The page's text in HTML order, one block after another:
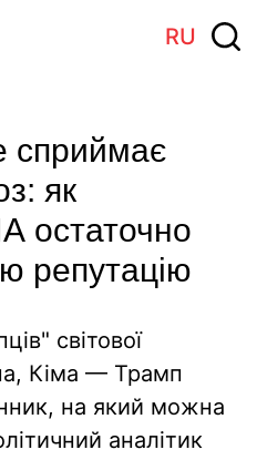
RU
сприймає
як
остаточно
репутацію
світової
Кіма — Трамп
на який можна
аналітик